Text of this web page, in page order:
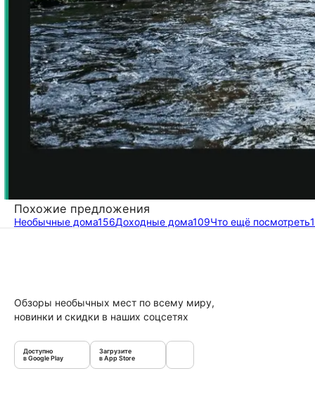
Похожие предложения
Необычные дома156Доходные дома109Что ещё посмотреть
Обзоры необычных мест по всему миру,
новинки и скидки в наших соцсетях
Доступно
в Google Play
Загрузите
в App Store